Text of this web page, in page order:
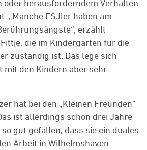
oder herausforderndem Verhalten
„Manche FSJler haben am
erzählt
die im Kindergarten für die
zuständig ist. Das lege sich
mit den Kindern aber sehr
hat bei den „Kleinen Freunden“
ist allerdings schon drei Jahre
gut gefallen, dass sie ein duales
Arbeit in Wilhelmshaven